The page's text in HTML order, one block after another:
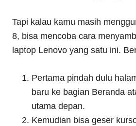
Tapi kalau kamu masih
8, bisa mencoba cara
laptop Lenovo yang satu ini.
Pertama pindah dulu
baru ke bagian Beranda
utama depan.
Kemudian bisa geser